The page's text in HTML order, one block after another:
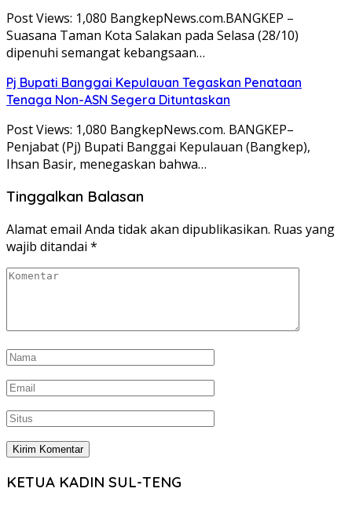
Post Views: 1,080 BangkepNews.com.BANGKEP –
Suasana Taman Kota Salakan pada Selasa (28/10)
dipenuhi semangat kebangsaan…
Pj Bupati Banggai Kepulauan Tegaskan Penataan
Tenaga Non-ASN Segera Dituntaskan
Post Views: 1,080 BangkepNews.com. BANGKEP–
Penjabat (Pj) Bupati Banggai Kepulauan (Bangkep),
Ihsan Basir, menegaskan bahwa…
Tinggalkan Balasan
Alamat email Anda tidak akan dipublikasikan. Ruas yang
wajib ditandai *
KETUA KADIN SUL-TENG